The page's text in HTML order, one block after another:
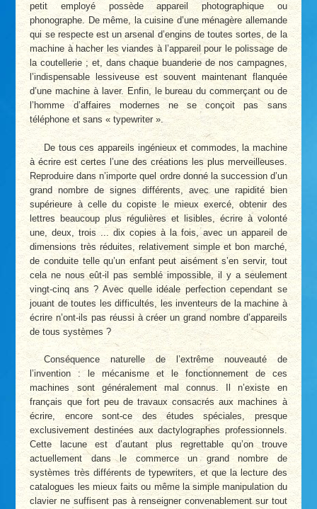
petit employé possède appareil photographique ou
phonographe. De même, la cuisine d’une ménagère allemande
qui se respecte est un arsenal d’engins de toutes sortes, de la
machine à hacher les viandes à l’appareil pour le polissage de
la coutellerie ; et, dans chaque buanderie de nos campagnes,
l’indispensable lessiveuse est souvent maintenant flanquée
d’une machine à laver. Enfin, le bureau du commerçant ou de
l’homme d’affaires modernes ne se conçoit pas sans
téléphone et sans « typewriter ».
De tous ces appareils ingénieux et commodes, la machine
à écrire est certes l’une des créations les plus merveilleuses.
Reproduire dans n’importe quel ordre donné la succession d’un
grand nombre de signes différents, avec une rapidité bien
supérieure à celle du copiste le mieux exercé, obtenir des
lettres beaucoup plus régulières et lisibles, écrire à volonté
une, deux, trois ... dix copies à la fois, avec un appareil de
dimensions très réduites, relativement simple et bon marché,
de conduite telle qu’un enfant peut aisément s’en servir, tout
cela ne nous eût-il pas semblé impossible, il y a seulement
vingt-cinq ans ? Avec quelle idéale perfection cependant se
jouant de toutes les difficultés, les inventeurs de la machine à
écrire n’ont-ils pas réussi à créer un grand nombre d’appareils
de tous systèmes ?
Conséquence naturelle de l’extrême nouveauté de
l’invention : le mécanisme et le fonctionnement de ces
machines sont généralement mal connus. Il n’existe en
français que fort peu de travaux consacrés aux machines à
écrire, encore sont-ce des études spéciales, presque
exclusivement destinées aux dactylographes professionnels.
Cette lacune est d’autant plus regrettable qu’on trouve
actuellement dans le commerce un grand nombre de
systèmes très différents de typewriters, et que la lecture des
catalogues les mieux faits ou même la simple manipulation du
clavier ne suffisent pas à renseigner convenablement sur tout